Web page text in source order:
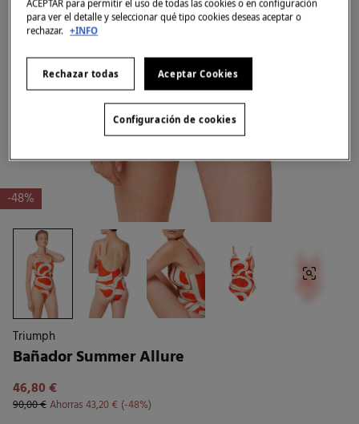
-48%
Triumph
Bañador Summer Allure
46,80 €
90,00 €Ahorras43,20 €
48
ACEPTAR para permitir el uso de todas las cookies o en configuración
para ver el detalle y seleccionar qué tipo cookies deseas aceptar o
rechazar. +INFO
Rechazar todas Aceptar Cookies
Configuración de cookies